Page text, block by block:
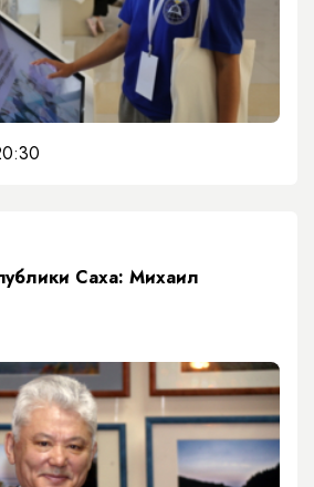
Саха: Михаил